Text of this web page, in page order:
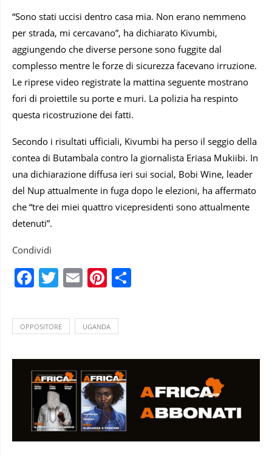
“Sono stati uccisi dentro casa mia. Non erano nemmeno
per strada, mi cercavano”, ha dichiarato Kivumbi,
aggiungendo che diverse persone sono fuggite dal
complesso mentre le forze di sicurezza facevano irruzione.
Le riprese video registrate la mattina seguente mostrano
fori di proiettile su porte e muri. La polizia ha respinto
questa ricostruzione dei fatti.
Secondo i risultati ufficiali, Kivumbi ha perso il seggio della
contea di Butambala contro la giornalista Eriasa Mukiibi. In
una dichiarazione diffusa ieri sui social, Bobi Wine, leader
del Nup attualmente in fuga dopo le elezioni, ha affermato
che “tre dei miei quattro vicepresidenti sono attualmente
detenuti”.
Condividi
Facebook
Twitter
EmailPinterest
OPPOSITORE UGANDA